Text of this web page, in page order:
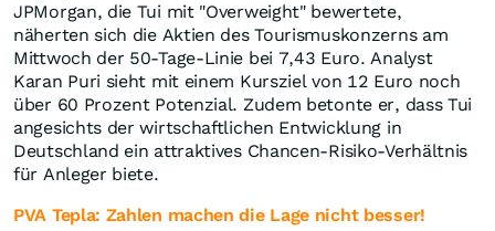
JPMorgan, die Tui mit "Overweight" bewertete,
näherten sich die Aktien des Tourismuskonzerns am
Mittwoch der 50-Tage-Linie bei 7,43 Euro. Analyst
Karan Puri sieht mit einem Kursziel von 12 Euro noch
über 60 Prozent Potenzial. Zudem betonte er, dass Tui
angesichts der wirtschaftlichen Entwicklung in
Deutschland ein attraktives Chancen-Risiko-Verhältnis
für Anleger biete.
PVA Tepla: Zahlen machen die Lage nicht besser!